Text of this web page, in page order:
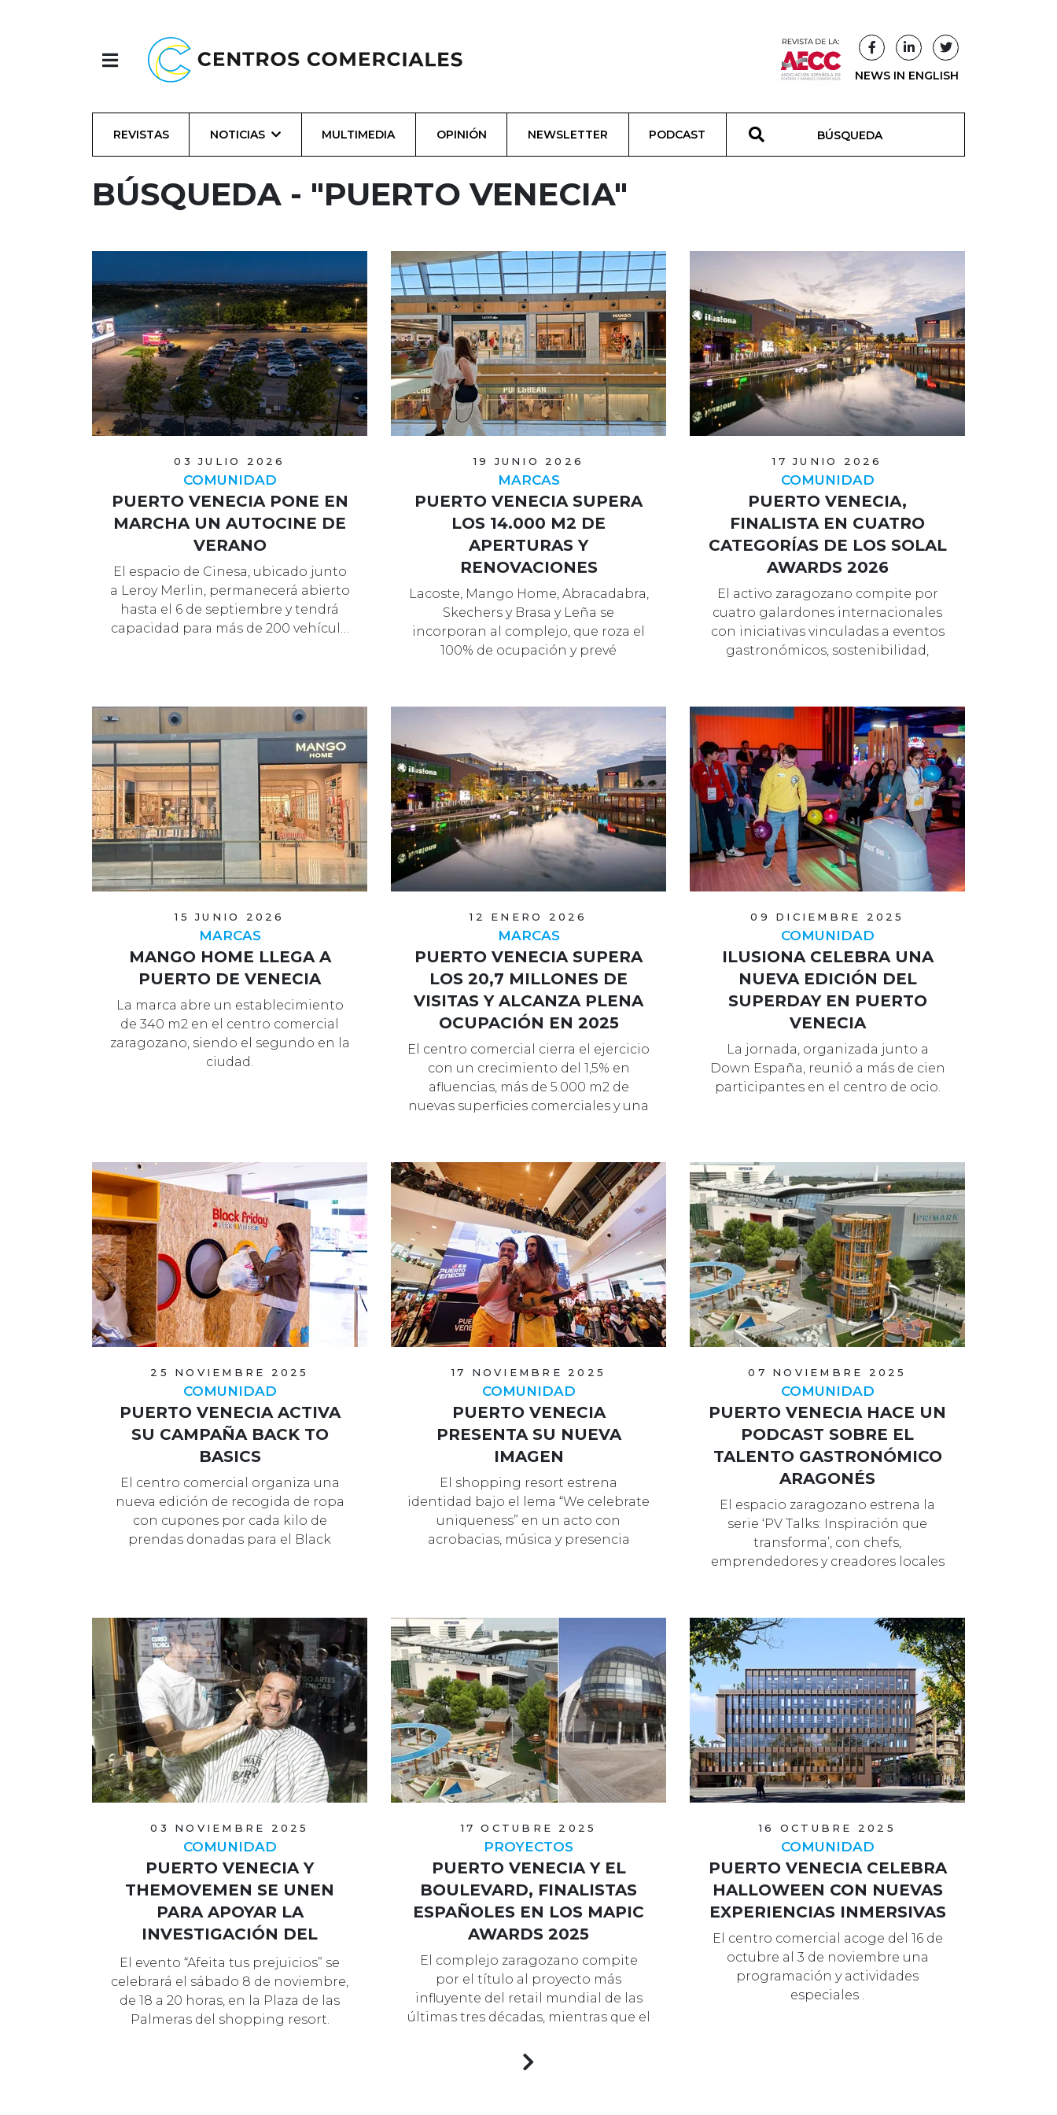
NEWS IN ENGLISH
REVISTAS NOTICIAS MULTIMEDIA OPINIÓN NEWSLETTER PODCAST
BÚSQUEDA - "PUERTO VENECIA"
03 JULIO 2026
COMUNIDAD
PUERTO VENECIA PONE EN
MARCHA UN AUTOCINE DE
VERANO
El espacio de Cinesa, ubicado junto
a Leroy Merlin, permanecerá abierto
hasta el 6 de septiembre y tendrá
capacidad para más de 200 vehícul…
19 JUNIO 2026
MARCAS
PUERTO VENECIA SUPERA
LOS 14.000 M2 DE
APERTURAS Y
RENOVACIONES
Lacoste, Mango Home, Abracadabra,
Skechers y Brasa y Leña se
incorporan al complejo, que roza el
100% de ocupación y prevé
17 JUNIO 2026
COMUNIDAD
PUERTO VENECIA,
FINALISTA EN CUATRO
CATEGORÍAS DE LOS SOLAL
AWARDS 2026
El activo zaragozano compite por
cuatro galardones internacionales
con iniciativas vinculadas a eventos
gastronómicos, sostenibilidad,
15 JUNIO 2026
MARCAS
MANGO HOME LLEGA A
PUERTO DE VENECIA
La marca abre un establecimiento
de 340 m2 en el centro comercial
zaragozano, siendo el segundo en la
ciudad.
12 ENERO 2026
MARCAS
PUERTO VENECIA SUPERA
LOS 20,7 MILLONES DE
VISITAS Y ALCANZA PLENA
OCUPACIÓN EN 2025
El centro comercial cierra el ejercicio
con un crecimiento del 1,5% en
afluencias, más de 5.000 m2 de
nuevas superficies comerciales y una
09 DICIEMBRE 2025
COMUNIDAD
ILUSIONA CELEBRA UNA
NUEVA EDICIÓN DEL
SUPERDAY EN PUERTO
VENECIA
La jornada, organizada junto a
Down España, reunió a más de cien
participantes en el centro de ocio.
25 NOVIEMBRE 2025
COMUNIDAD
PUERTO VENECIA ACTIVA
SU CAMPAÑA BACK TO
BASICS
El centro comercial organiza una
nueva edición de recogida de ropa
con cupones por cada kilo de
prendas donadas para el Black
17 NOVIEMBRE 2025
COMUNIDAD
PUERTO VENECIA
PRESENTA SU NUEVA
IMAGEN
El shopping resort estrena
identidad bajo el lema “We celebrate
uniqueness” en un acto con
acrobacias, música y presencia
07 NOVIEMBRE 2025
COMUNIDAD
PUERTO VENECIA HACE UN
PODCAST SOBRE EL
TALENTO GASTRONÓMICO
ARAGONÉS
El espacio zaragozano estrena la
serie ‘PV Talks: Inspiración que
transforma’, con chefs,
emprendedores y creadores locales
03 NOVIEMBRE 2025
COMUNIDAD
PUERTO VENECIA Y
THEMOVEMEN SE UNEN
PARA APOYAR LA
INVESTIGACIÓN DEL
CÁNCER MASCULINO
El evento “Afeita tus prejuicios” se
celebrará el sábado 8 de noviembre,
de 18 a 20 horas, en la Plaza de las
Palmeras del shopping resort.
17 OCTUBRE 2025
PROYECTOS
PUERTO VENECIA Y EL
BOULEVARD, FINALISTAS
ESPAÑOLES EN LOS MAPIC
AWARDS 2025
El complejo zaragozano compite
por el título al proyecto más
influyente del retail mundial de las
últimas tres décadas, mientras que el
16 OCTUBRE 2025
COMUNIDAD
PUERTO VENECIA CELEBRA
HALLOWEEN CON NUEVAS
EXPERIENCIAS INMERSIVAS
El centro comercial acoge del 16 de
octubre al 3 de noviembre una
programación y actividades
especiales .